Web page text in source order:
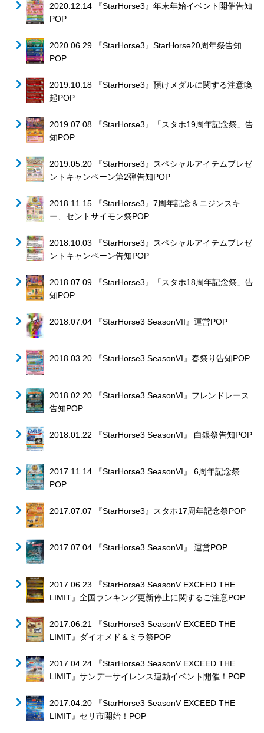
2020.12.14 『StarHorse3』年末年始イベント開催告知
POP
2020.06.29 『StarHorse3』StarHorse20周年祭告知
POP
2019.10.18 『StarHorse3』預けメダルに関する注意喚
起POP
2019.07.08 『StarHorse3』「スタホ19周年記念祭」告
知POP
2019.05.20 『StarHorse3』スペシャルアイテムプレゼ
ントキャンペーン第2弾告知POP
2018.11.15 『StarHorse3』7周年記念＆ニジンスキ
ー、セントサイモン祭POP
2018.10.03 『StarHorse3』スペシャルアイテムプレゼ
ントキャンペーン告知POP
2018.07.09 『StarHorse3』「スタホ18周年記念祭」告
知POP
2018.07.04 『StarHorse3 SeasonVII』運営POP
2018.03.20 『StarHorse3 SeasonVI』春祭り告知POP
2018.02.20 『StarHorse3 SeasonVI』フレンドレース
告知POP
2018.01.22 『StarHorse3 SeasonVI』 白銀祭告知POP
2017.11.14 『StarHorse3 SeasonVI』 6周年記念祭
POP
2017.07.07 『StarHorse3』スタホ17周年記念祭POP
2017.07.04 『StarHorse3 SeasonVI』 運営POP
2017.06.23 『StarHorse3 SeasonV EXCEED THE
LIMIT』全国ランキング更新停止に関するご注意POP
2017.06.21 『StarHorse3 SeasonV EXCEED THE
LIMIT』ダイオメド＆ミラ祭POP
2017.04.24 『StarHorse3 SeasonV EXCEED THE
LIMIT』サンデーサイレンス連動イベント開催！POP
2017.04.20 『StarHorse3 SeasonV EXCEED THE
LIMIT』セリ市開始！POP